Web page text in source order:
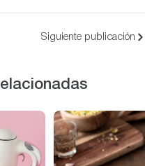
Siguiente publicación